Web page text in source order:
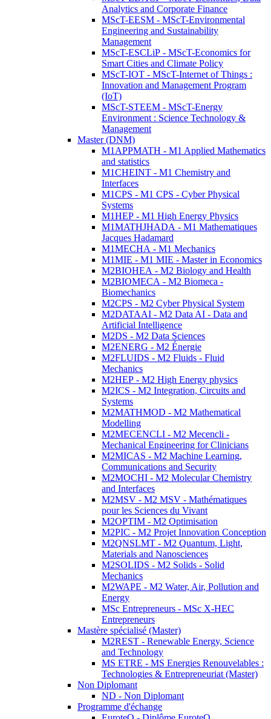
Analytics and Corporate Finance
MScT-EESM - MScT-Environmental
Engineering and Sustainability
Management
MScT-ESCLiP - MScT-Economics for
Smart Cities and Climate Policy
MScT-IOT - MScT-Internet of Things :
Innovation and Management Program
(IoT)
MScT-STEEM - MScT-Energy
Environment : Science Technology &
Management
Master (DNM)
M1APPMATH - M1 Applied Mathematics
and statistics
M1CHEINT - M1 Chemistry and
Interfaces
M1CPS - M1 CPS - Cyber Physical
Systems
M1HEP - M1 High Energy Physics
M1MATHJHADA - M1 Mathematiques
Jacques Hadamard
M1MECHA - M1 Mechanics
M1MIE - M1 MIE - Master in Economics
M2BIOHEA - M2 Biology and Health
M2BIOMECA - M2 Biomeca -
Biomechanics
M2CPS - M2 Cyber Physical System
M2DATAAI - M2 Data AI - Data and
Artificial Intelligence
M2DS - M2 Data Sciences
M2ENERG - M2 Énergie
M2FLUIDS - M2 Fluids - Fluid
Mechanics
M2HEP - M2 High Energy physics
M2ICS - M2 Integration, Circuits and
Systems
M2MATHMOD - M2 Mathematical
Modelling
M2MECENCLI - M2 Mecencli -
Mechanical Engineering for Clinicians
M2MICAS - M2 Machine Learning,
Communications and Security
M2MOCHI - M2 Molecular Chemistry
and Interfaces
M2MSV - M2 MSV - Mathématiques
pour les Sciences du Vivant
M2OPTIM - M2 Optimisation
M2PIC - M2 Projet Innovation Conception
M2QNSLMT - M2 Quantum, Light,
Materials and Nanosciences
M2SOLIDS - M2 Solids - Solid
Mechanics
M2WAPE - M2 Water, Air, Pollution and
Energy
MSc Entrepreneurs - MSc X-HEC
Entrepreneurs
Mastère spécialisé (Master)
M2REST - Renewable Energy, Science
and Technology
MS ETRE - MS Energies Renouvelables :
Technologies & Entrepreneuriat (Master)
Non Diplomant
ND - Non Diplomant
Programme d'échange